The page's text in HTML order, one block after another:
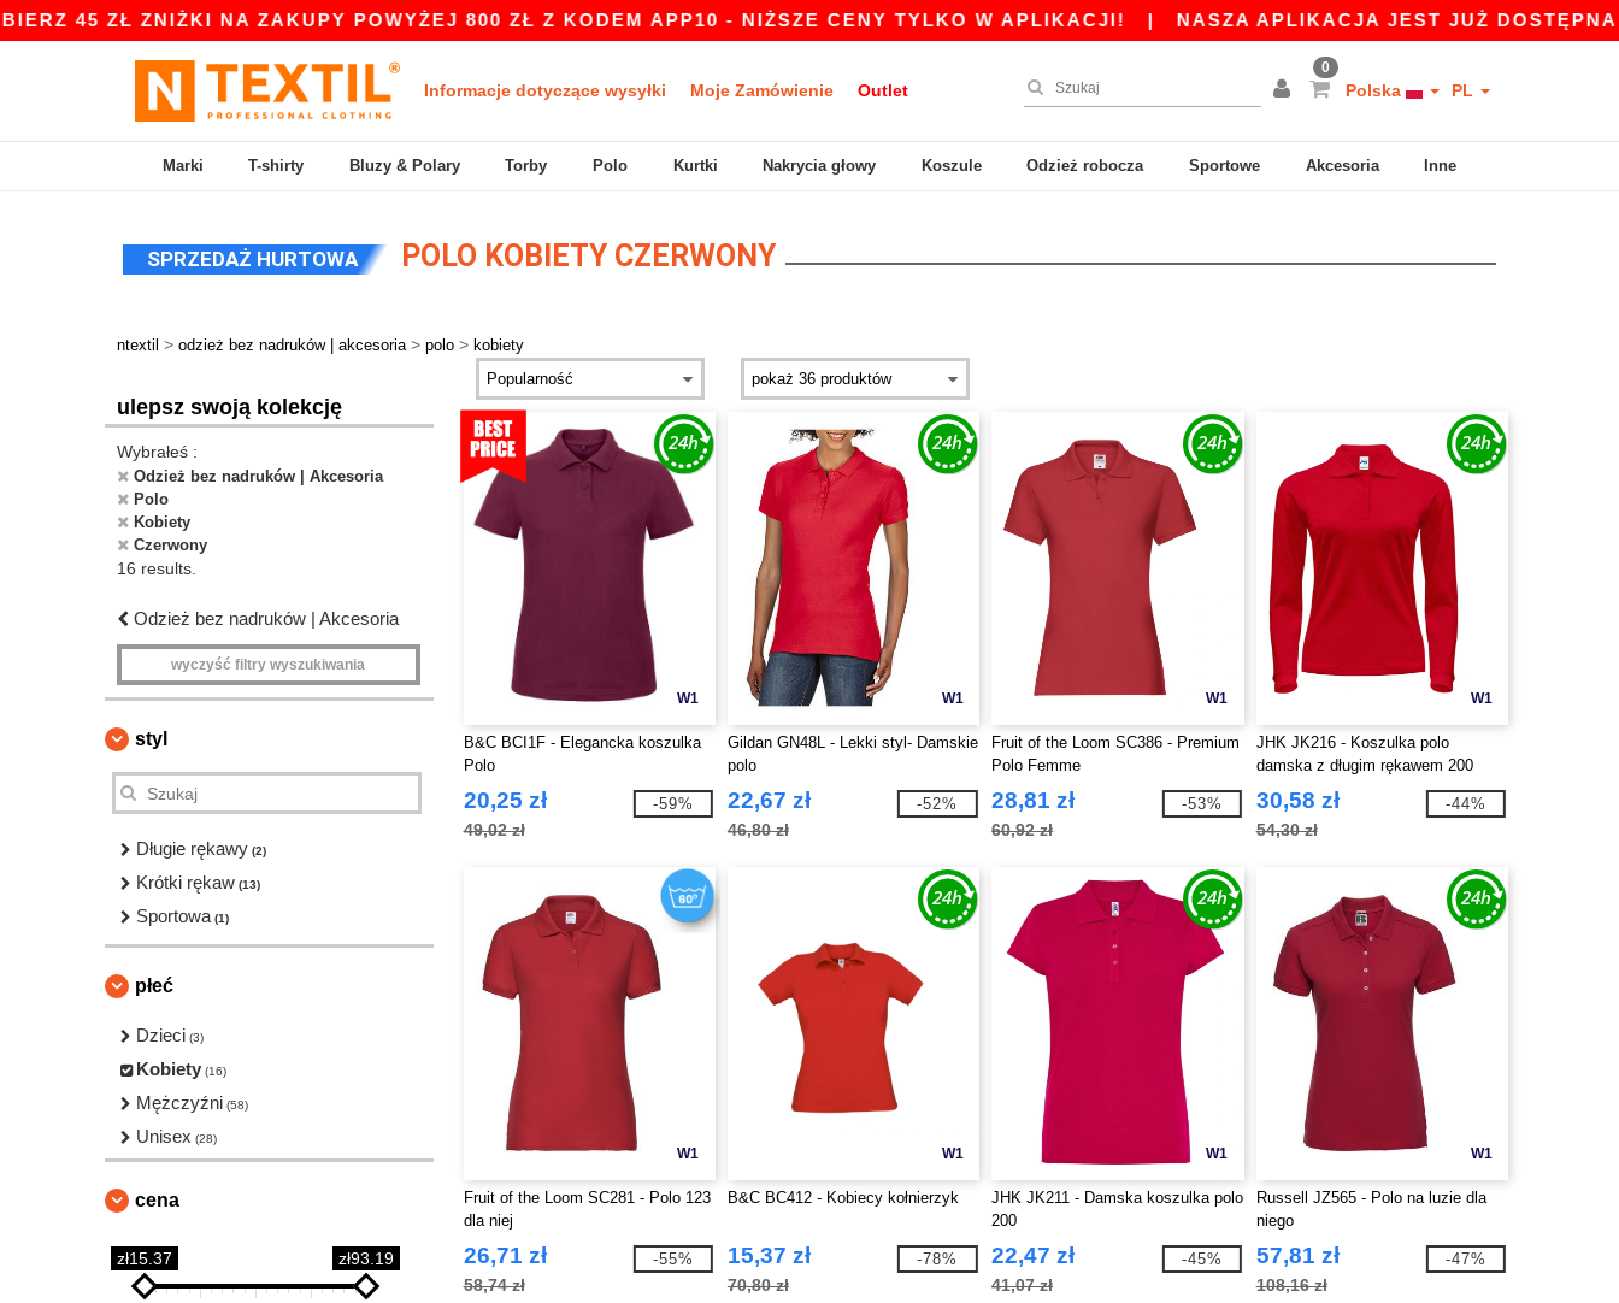
ZŁ ZNIŻKI NA ZAKUPY POWYŻEJ 800 ZŁ Z KODEM APP10 - NIŻSZE CENY TYLKO W APLIKACJI!|NASZA APLIKACJA JEST JUŻ DOSTĘPNA
Informacje dotyczące wysyłki Moje Zamówienie Outlet
0
Polska PL
Marki T-shirty Bluzy & Polary Torby Polo Kurtki Nakrycia głowy Koszule Odzież robocza Sportowe Akcesoria Inne
SPRZEDAŻ HURTOWA POLO KOBIETY CZERWONY
ntextil > odzież bez nadruków | akcesoria > polo > kobiety
ulepsz swoją kolekcję
Wybrałeś :
Odzież bez nadruków | Akcesoria
Polo
Kobiety
Czerwony
16 results.
Odzież bez nadruków | Akcesoria
wyczyść filtry wyszukiwania
styl
Długie rękawy (2)
Krótki rękaw (13)
Sportowa (1)
płeć
Dzieci (3)
Kobiety (16)
Mężczyźni (58)
Unisex (28)
cena
zł15.37 zł93.19
W1
B&C BCI1F - Elegancka koszulka
Polo
20,25 zł
49,02 zł
-59%
W1
Gildan GN48L - Lekki styl- Damskie
polo
22,67 zł
46,80 zł
-52%
W1
Fruit of the Loom SC386 - Premium
Polo Femme
28,81 zł
60,92 zł
-53%
W1
JHK JK216 - Koszulka polo
damska z długim rękawem 200
30,58 zł
54,30 zł
-44%
W1
Fruit of the Loom SC281 - Polo 123
dla niej
26,71 zł
58,74 zł
-55%
W1
B&C BC412 - Kobiecy kołnierzyk
15,37 zł
70,80 zł
-78%
W1
JHK JK211 - Damska koszulka polo
200
22,47 zł
41,07 zł
-45%
W1
Russell JZ565 - Polo na luzie dla
niego
57,81 zł
108,16 zł
-47%